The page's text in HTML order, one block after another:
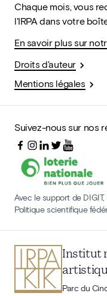
Chaque mois, vous
l'IRPA dans votre
En savoir plus sur
Droits d'auteur
Mentions légales
Suivez-nous sur nos
Avec le support de
Politique scientifique
Institut
Parc du